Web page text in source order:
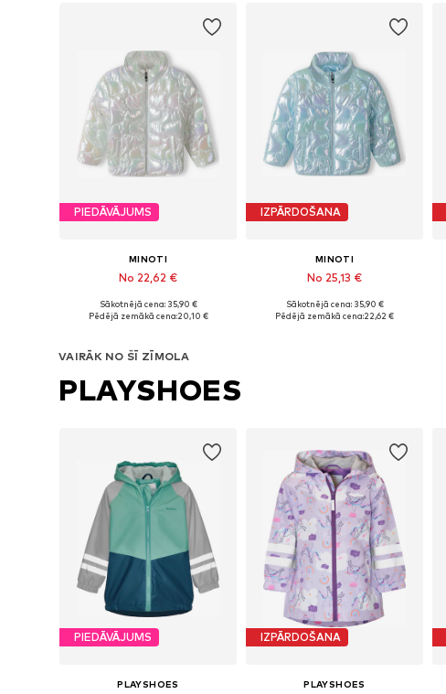
PIEDĀVĀJUMS
MINOTI
No 22,62 €
Pieejams daudzos izmēros
Sākotnējā cena: 35,90 €
Pēdējā zemākā cena:20,10 €
IZPĀRDOŠANA
MINOTI
No 25,13 €
Pieejams daudzos izmēros
Sākotnējā cena: 35,90 €
Pēdējā zemākā cena:22,62 €
VAIRĀK NO ŠĪ ZĪMOLA
PLAYSHOES
PIEDĀVĀJUMS
PLAYSHOES
IZPĀRDOŠANA
PLAYSHOES